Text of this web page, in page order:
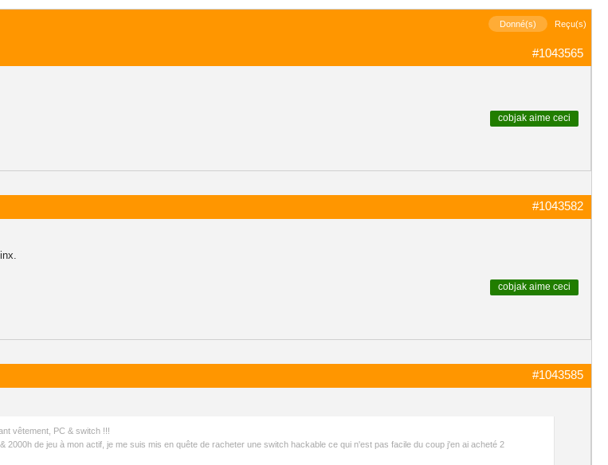
Donné(s) Reçu(s)
#1043565
cobjak aime ceci
#1043582
cobjak aime ceci
#1043585
vêtement, PC & switch !!!
de jeu à mon actif, je me suis mis en quête de racheter une switch hackable ce qui n'est pas facile du coup j'en ai acheté 2